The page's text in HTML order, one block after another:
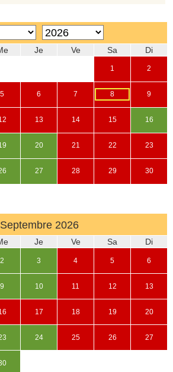
Je Ve Sa Di
1 2
5 6 7 8 9
13 14 15 16
20 21 22 23
27 28 29 30
Septembre 2026
Je Ve Sa Di
2 3 4 5 6
9 10 11 12 13
17 18 19 20
24 25 26 27